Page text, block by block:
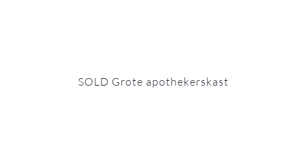
SOLD Grote apothekerskast